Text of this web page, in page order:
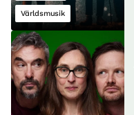
Världsmusik